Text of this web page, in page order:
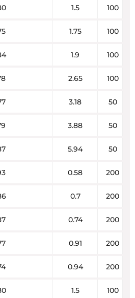
1.5 100
1.75 100
1.9 100
2.65 100
3.18 50
3.88 50
5.94 50
0.58 200
0.7 200
0.74 200
0.91 200
0.94 200
1.5 100